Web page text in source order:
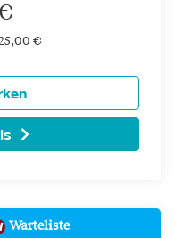
€
Warteliste